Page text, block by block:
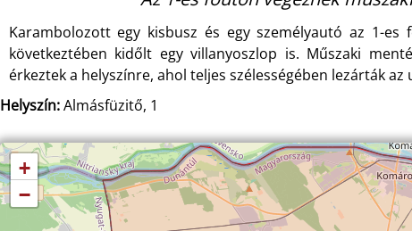
Karambolozott egy kisbusz és egy személyautó az 1-
következtében kidőlt egy villanyoszlop is. Műszaki
érkeztek a helyszínre, ahol teljes szélességében lezárták az
Helyszín:Almásfüzitő, 1
+
−